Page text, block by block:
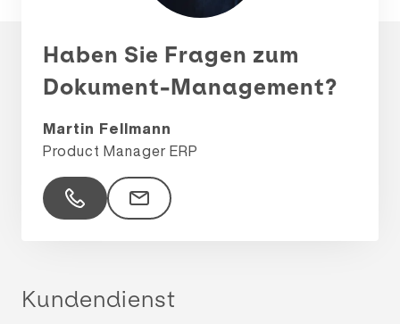
Haben Sie Fragen zum
Dokument-Management?
Martin Fellmann
Product Manager ERP
Kundendienst